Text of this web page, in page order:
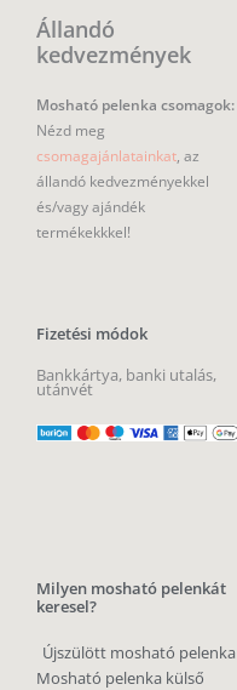
Állandó
kedvezmények
Mosható pelenka csomagok:
Nézd meg
csomagajánlatainkat, az
állandó kedvezményekkel
és/vagy ajándék
termékekkkel!
Fizetési módok
Bankkártya, banki utalás,
utánvét
Milyen mosható pelenkát
keresel?
Újszülött mosható pelenka
Mosható pelenka külső